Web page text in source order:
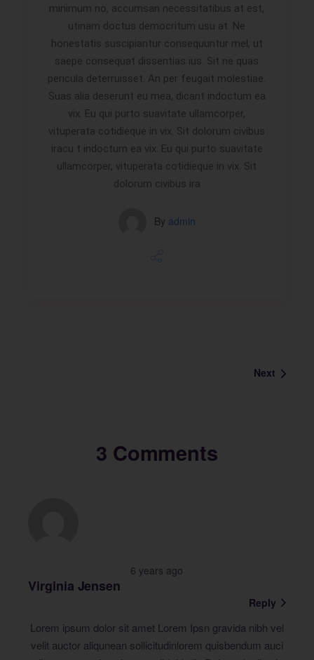
minimum no, accumsan necessitatibus at est,
utinam doctus democritum usu at. Ne
honestatis suscipiantur consequuntur mel, ut
saepe consequat dissentias ius. Sit ne quas
pericula deterruisset. An per feugait molestiae.
Suas alia deserunt eu mea, dicant indoctum ea
vix. Eu qui purto suavitate ullamcorper,
vituperata cotidieque in vix. Sit dolorum civibus
iracu t indoctum ea vix. Eu qui purto suavitate
ullamcorper, vituperata cotidieque in vix. Sit
dolorum civibus ira
By admin
Next
3 Comments
6 years ago
Virginia Jensen
Reply
Lorem ipsum dolor sit amet Lorem Ipsn gravida nibh vel
velit auctor aliqunean sollicitudinlorem quisbendum auci